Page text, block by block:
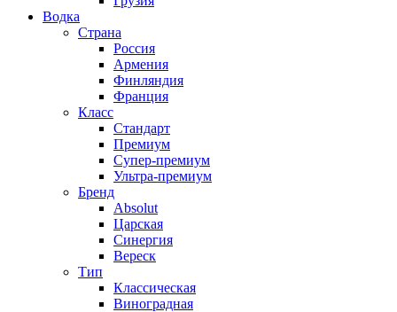
Водка
Страна
Россия
Армения
Финляндия
Франция
Класс
Стандарт
Премиум
Супер-премиум
Ультра-премиум
Бренд
Absolut
Царская
Синергия
Вереск
Тип
Классическая
Виноградная